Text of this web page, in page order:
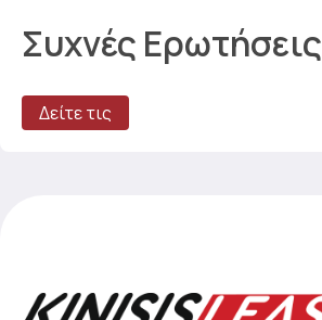
Συχνές Ερωτήσεις
Δείτε τις